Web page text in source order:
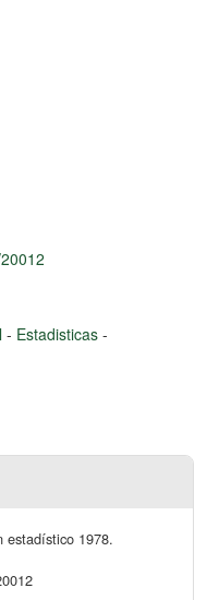
- Estadisticas -
estadístico 1978.